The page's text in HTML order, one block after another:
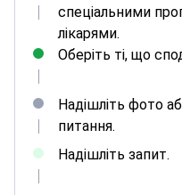
спеціальними
лікарями.
Оберіть ті, що
Надішліть фото
питання.
Надішліть запит.